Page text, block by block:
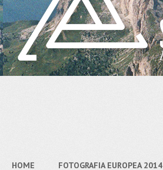
HOME FOTOGRAFIA EUROPEA 2014